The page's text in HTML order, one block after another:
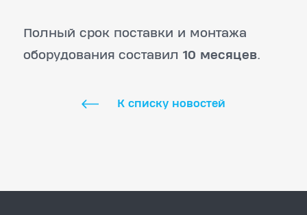
Полный срок поставки и монтажа
оборудования составил 10 месяцев.
К списку новостей